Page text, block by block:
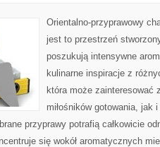
Orientalno-przyprawowy
jest to przestrzeń
poszukują intensywne
kulinarne inspiracje z
która może zainteresować
miłośników gotowania, jak
przyprawy potrafią całkowicie
się wokół aromatycznych